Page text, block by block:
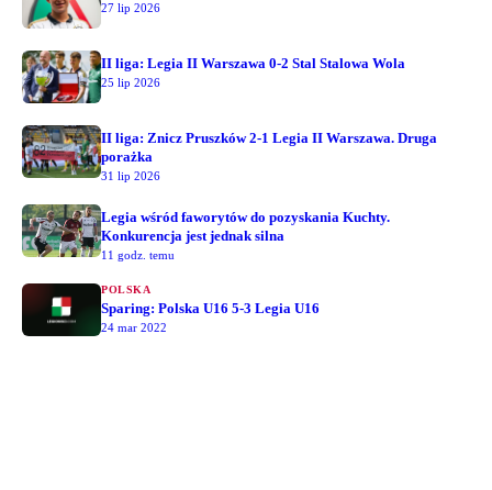
27 lip 2026
II liga: Legia II Warszawa 0-2 Stal Stalowa Wola
25 lip 2026
II liga: Znicz Pruszków 2-1 Legia II Warszawa. Druga
porażka
31 lip 2026
Legia wśród faworytów do pozyskania Kuchty.
Konkurencja jest jednak silna
11 godz. temu
POLSKA
Sparing: Polska U16 5-3 Legia U16
24 mar 2022